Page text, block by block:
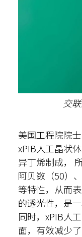
交
美国工程院院
xPIB人工晶状
异丁烯制成，
阿贝数（50）
等特性，从而
的透光性，是
同时，xPIB人
面，有效减少